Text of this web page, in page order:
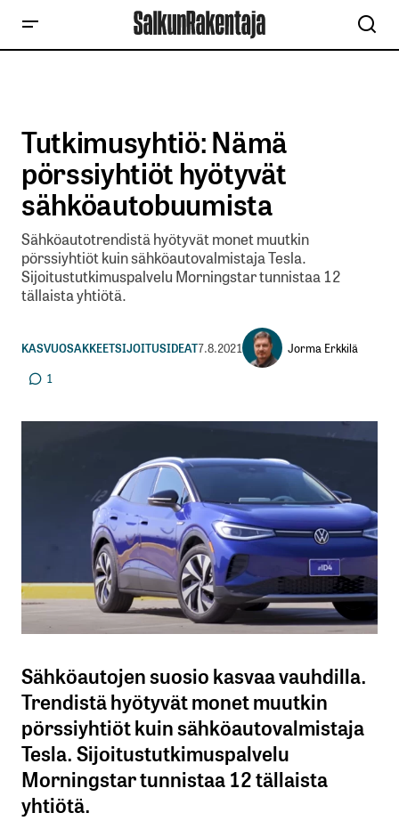
Tutkimusyhtiö: Nämä
pörssiyhtiöt hyötyvät
sähköautobuumista
Sähköautotrendistä hyötyvät monet muutkin
pörssiyhtiöt kuin sähköautovalmistaja Tesla.
Sijoitustutkimuspalvelu Morningstar tunnistaa 12
tällaista yhtiötä.
KASVUOSAKKEETSIJOITUSIDEAT7.8.2021
Jorma Erkkilä
1
Sähköautojen suosio kasvaa vauhdilla.
Trendistä hyötyvät monet muutkin
pörssiyhtiöt kuin sähköautovalmistaja
Tesla. Sijoitustutkimuspalvelu
Morningstar tunnistaa 12 tällaista
yhtiötä.